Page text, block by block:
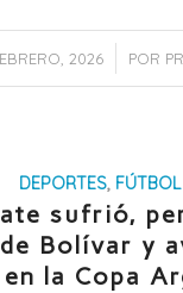
2026
/ POR
DEPORTES, FÚTBOL
sufrió,
Bolívar y
la Copa